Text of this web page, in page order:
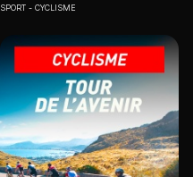
SPORT CYCLISME